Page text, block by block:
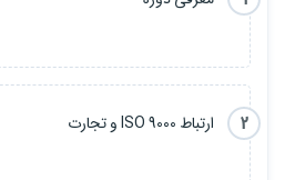
2
ارتباط ISO 9000 و تجارت